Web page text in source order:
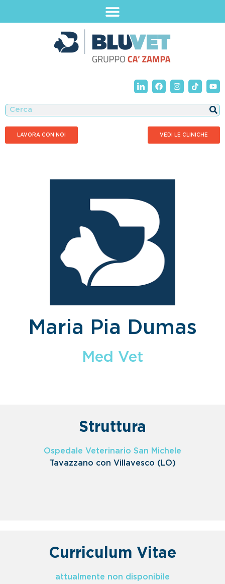
LAVORA CON NOI VEDI LE CLINICHE
Maria Pia Dumas
Med Vet
Struttura
Ospedale Veterinario San Michele
Tavazzano con Villavesco (LO)
Curriculum Vitae
attualmente non disponibile